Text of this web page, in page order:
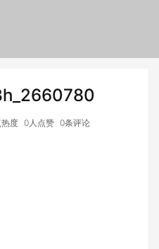
度 0人点赞 0条评论